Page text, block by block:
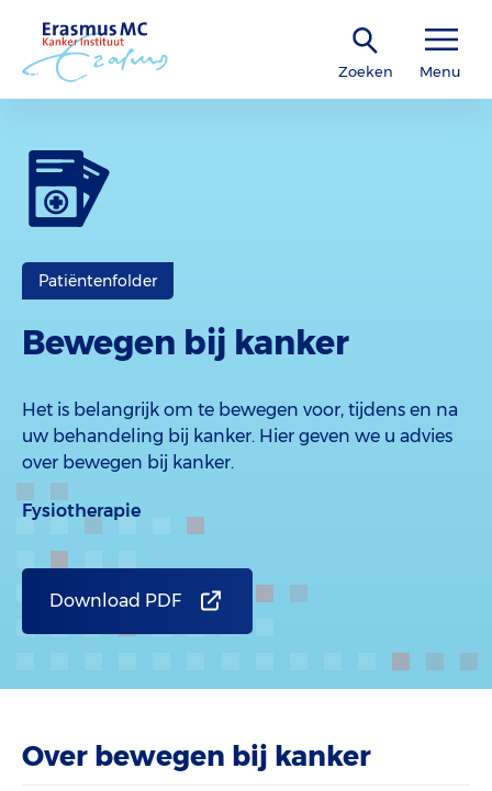
Zoeken Menu
Patiëntenfolder
Bewegen bij kanker
Het is belangrijk om te bewegen voor, tijdens en na
uw behandeling bij kanker. Hier geven we u advies
over bewegen bij kanker.
Fysiotherapie
Download PDF
Over bewegen bij kanker